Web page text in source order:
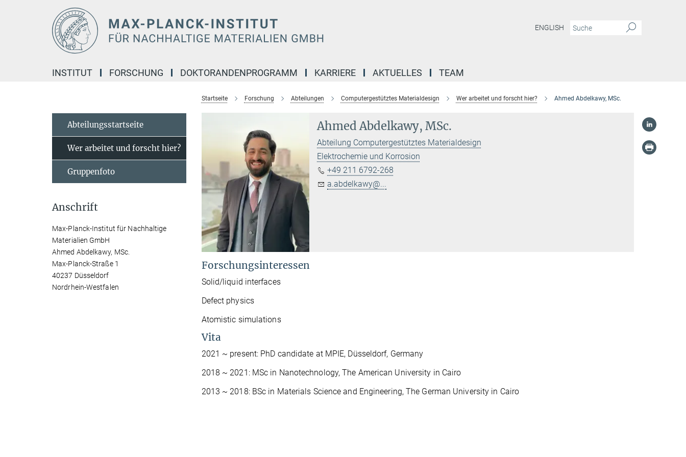
ENGLISH
INSTITUT FORSCHUNG DOKTORANDENPROGRAMM KARRIERE AKTUELLES TEAM
Startseite Forschung Abteilungen Computergestütztes Materialdesign Wer arbeitet und forscht hier? Ahmed Abdelkawy, MSc.
Ahmed Abdelkawy, MSc.
Abteilung Computergestütztes Materialdesign
Elektrochemie und Korrosion
+49 211 6792-268
a.abdelkawy@...
Forschungsinteressen
Solid/liquid interfaces
Defect physics
Atomistic simulations
Vita
2021 ~ present: PhD candidate at MPIE, Düsseldorf, Germany
2018 ~ 2021: MSc in Nanotechnology, The American University in Cairo
2013 ~ 2018: BSc in Materials Science and Engineering, The German University in Cairo
Abteilungsstartseite
Wer arbeitet und forscht hier?
Gruppenfoto
Anschrift
Max-Planck-Institut für Nachhaltige
Materialien GmbH
Ahmed Abdelkawy, MSc.
Max-Planck-Straße 1
40237 Düsseldorf
Nordrhein-Westfalen